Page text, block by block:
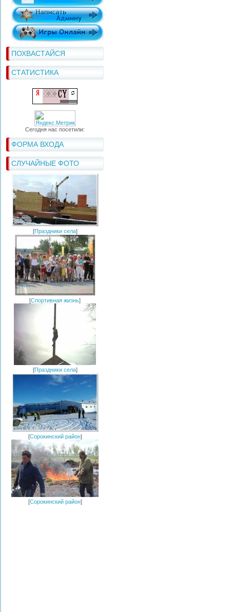
ПОХВАСТАЙСЯ
СТАТИСТИКА
Сегодня нас посетили:
ФОРМА ВХОДА
СЛУЧАЙНЫЕ ФОТО
[Праздники села]
[Спортивная жизнь]
[Праздники села]
[Сорокинский район]
[Сорокинский район]